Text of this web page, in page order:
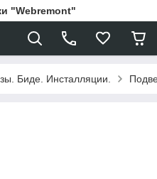
"Webremont"
Биде. Инсталляции.